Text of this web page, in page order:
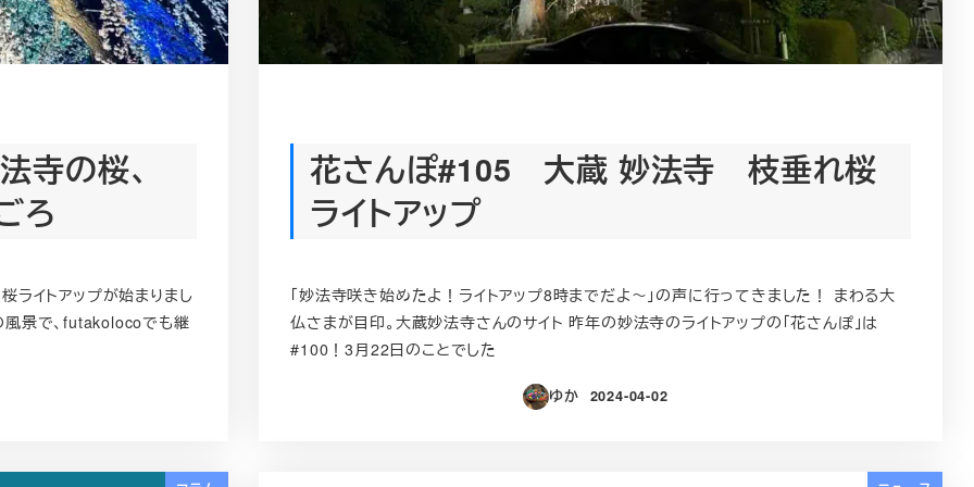
寺の桜、
ろ
ライトアップが始まりまし
風景で、futakolocoでも継
花さんぽ#105 大蔵 妙法寺 枝垂れ桜
ライトアップ
「妙法寺咲き始めたよ！ライトアップ8時までだよ～」の声に行ってきました！ まわる大
仏さまが目印。大蔵妙法寺さんのサイト 昨年の妙法寺のライトアップの「花さんぽ」は
#100！3月22日のことでした
ゆか
投稿日
2024-04-02